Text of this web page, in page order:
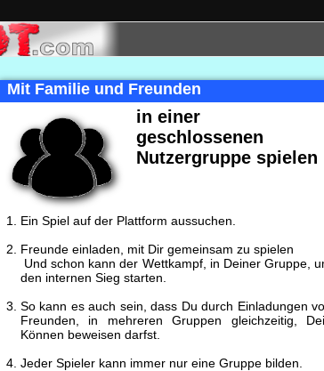
Mit Familie und Freunden
in einer
geschlossenen
Nutzergruppe spielen
Ein Spiel auf der Plattform aussuchen.
Freunde einladen, mit Dir gemeinsam zu spielen
Und schon kann der Wettkampf, in Deiner Gruppe,
den internen Sieg starten.
So kann es auch sein, dass Du durch Einladungen
Freunden, in mehreren Gruppen gleichzeitig,
Können beweisen darfst.
Jeder Spieler kann immer nur eine Gruppe bilden.